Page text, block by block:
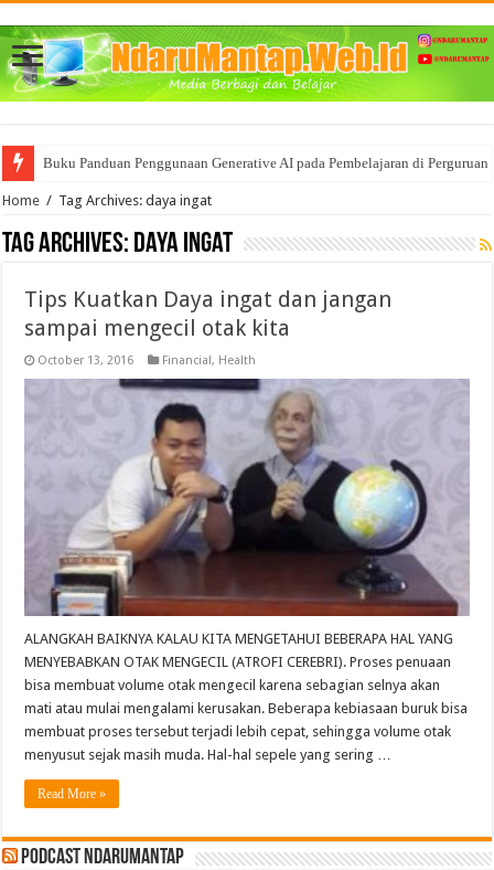
Buku Panduan Penggunaan Generative AI pada Pembelajaran di
Home / Tag Archives: daya ingat
Tag Archives: daya ingat
Tips Kuatkan Daya ingat dan jangan
sampai mengecil otak kita
October 13, 2016 Financial, Health
ALANGKAH BAIKNYA KALAU KITA MENGETAHUI BEBERAPA HAL YANG
MENYEBABKAN OTAK MENGECIL (ATROFI CEREBRI). Proses penuaan
bisa membuat volume otak mengecil karena sebagian selnya akan
mati atau mulai mengalami kerusakan. Beberapa kebiasaan buruk bisa
membuat proses tersebut terjadi lebih cepat, sehingga volume otak
menyusut sejak masih muda. Hal-hal sepele yang sering …
Read More »
PodCast NdaruMantap